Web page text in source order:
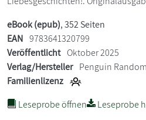
eBook (epub), 352 Seiten
EAN 9783641320799
Veröffentlicht Oktober 2025
Verlag/Hersteller Penguin
Familienlizenz
Leseprobe öffnen
Leseprobe